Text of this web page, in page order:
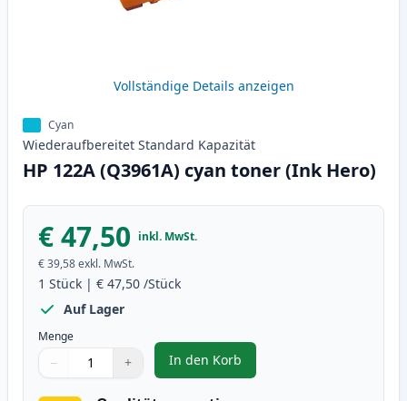
Vollständige Details anzeigen
Cyan
Wiederaufbereitet Standard Kapazität
HP 122A (Q3961A) cyan toner (Ink Hero)
€ 47,50 inkl. MwSt.
€ 39,58exkl. MwSt.
1 Stück | € 47,50 /Stück
Auf Lager
Menge
Verwenden Sie die Tasten, um anzupassen
− +
1
In den Korb
, HP 122A (Q3961A) cyan toner